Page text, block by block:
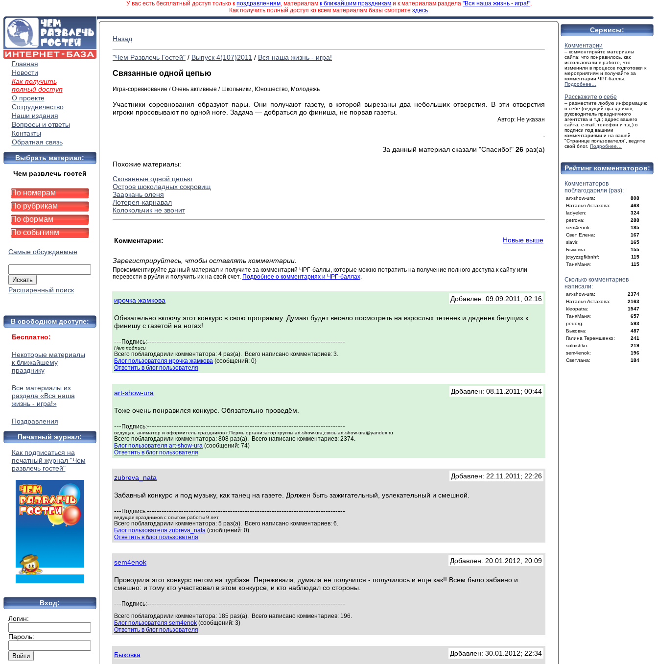
У вас есть бесплатный доступ только к поздравлениям, материалам к ближайшим праздникам и к материалам раздела "Вся наша жизнь - игра!".
Как получить полный доступ ко всем материалам базы смотрите здесь.
Главная
Новости
Как получить
полный доступ
О проекте
Сотрудничество
Наши издания
Вопросы и ответы
Контакты
Обратная связь
Выбрать материал:
Чем развлечь гостей
По номерам
По рубрикам
По формам
По событиям
Самые обсуждаемые
Расширенный поиск
В свободном доступе:
Бесплатно:
Некоторые материалы
к ближайшему
празднику
Все материалы из
раздела «Вся наша
жизнь - игра!»
Поздравления
Печатный журнал:
Как подписаться на
печатный журнал "Чем
развлечь гостей"
Вход:
Логин:
Пароль:
Назад
"Чем Развлечь Гостей" / Выпуск 4(107)2011 / Вся наша жизнь - игра!
Связанные одной цепью
Игра-соревнование / Очень активные / Школьники, Юношество, Молодежь
Участники соревнования образуют пары. Они получают газету, в которой вырезаны два небольших отверстия. В эти отверстия
игроки просовывают по одной ноге. Задача — добраться до финиша, не порвав газеты.
Автор: Не указан
За данный материал сказали "Спасибо!" 26 раз(а)
Похожие материалы:
Скованные одной цепью
Остров шоколадных сокровищ
Зааркань оленя
Лотерея-карнавал
Колокольчик не звонит
Комментарии: Новые выше
Зарегистрируйтесь, чтобы оставлять комментарии.
Прокомментируйте данный материал и получите за комментарий ЧРГ-баллы, которые можно потратить на получение полного доступа к сайту или
перевести в рубли и получить их на свой счет. Подробнее о комментариях и ЧРГ-баллах.
ирочка жамкова Добавлен: 09.09.2011; 02:16
Обязательно включу этот конкурс в свою программу. Думаю будет весело посмотреть на взрослых тетенек и дяденек бегущих к
финишу с газетой на ногах!
--- Подпись:---------------------------------------------------------------------------------
Нет подписи
Всего поблагодарили комментатора: 4 раз(а). Всего написано комментариев: 3.
Блог пользователя ирочка жамкова (сообщений: 0)
Ответить в блог пользователя
art-show-ura Добавлен: 08.11.2011; 00:44
Тоже очень понравился конкурс. Обязательно проведём.
--- Подпись:---------------------------------------------------------------------------------
ведущая, аниматор и оформитель праздников г.Пермь,организатор группы art-show-ura,связь:art-show-ura@yandex.ru
Всего поблагодарили комментатора: 808 раз(а). Всего написано комментариев: 2374.
Блог пользователя art-show-ura (сообщений: 74)
Ответить в блог пользователя
zubreva_nata Добавлен: 22.11.2011; 22:26
Забавный конкурс и под музыку, как танец на газете. Должен быть зажигательный, увлекательный и смешной.
--- Подпись:---------------------------------------------------------------------------------
ведущая праздников с опытом работы 9 лет
Всего поблагодарили комментатора: 5 раз(а). Всего написано комментариев: 6.
Блог пользователя zubreva_nata (сообщений: 0)
Ответить в блог пользователя
sem4enok Добавлен: 20.01.2012; 20:09
Проводила этот конкурс летом на турбазе. Переживала, думала не получится - получилось и еще как!! Всем было забавно и
смешно: и тому кто участвовал в этом конкурсе, и кто наблюдал со стороны.
--- Подпись:---------------------------------------------------------------------------------
Всего поблагодарили комментатора: 185 раз(а). Всего написано комментариев: 196.
Блог пользователя sem4enok (сообщений: 3)
Ответить в блог пользователя
Быковка Добавлен: 30.01.2012; 22:34
Сервисы:
Комментарии
– комментируйте материалы
сайта: что понравилось, как
использовали в работе, что
изменили в процессе подготовки к
мероприятиям и получайте за
комментарии ЧРГ-баллы.
Подробнее…
Расскажите о себе
– разместите любую информацию
о себе (ведущий праздников,
руководитель праздничного
агентства и т.д.; адрес вашего
сайта, e-mail, телефон и т.д.) в
подписи под вашими
комментариями и на вашей
"Странице пользователя", ведите
свой блог. Подробнее…
Рейтинг комментаторов:
Комментаторов
поблагодарили (раз):
art-show-ura:
808
Наталья Астахова:
468
ladyelen:
324
petrova:
288
sem4enok:
185
Свет Елена:
167
slavir:
165
Быковка:
155
jctyyzzgfkbnhf:
115
ТаняМаня:
115
Сколько комментариев
написали:
art-show-ura:
2374
Наталья Астахова:
2163
kleopatra:
1547
ТаняМаня:
657
pedorg:
593
Быковка:
487
Галина Теремшенко:
241
solnishko:
219
sem4enok:
196
Светлана:
184